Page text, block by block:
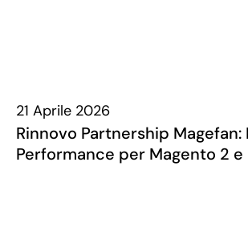
21 Aprile 2026
Rinnovo Partnership Magefan:
Performance per Magento 2 e